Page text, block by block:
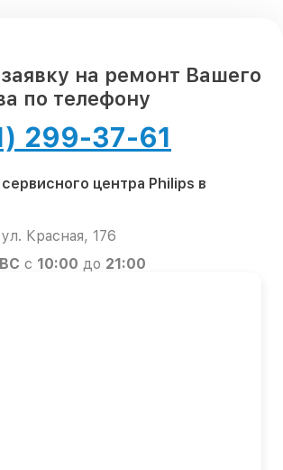
на ремонт Вашего
по телефону
299-37-61
центра Philips в
Красная, 176
с 10:00 до 21:00